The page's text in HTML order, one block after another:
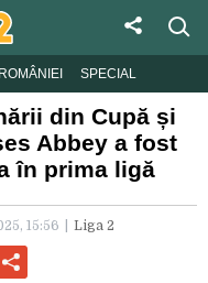
SPECIAL
din Cupă și
Abbey a fost
în prima ligă
15:56 Liga 2